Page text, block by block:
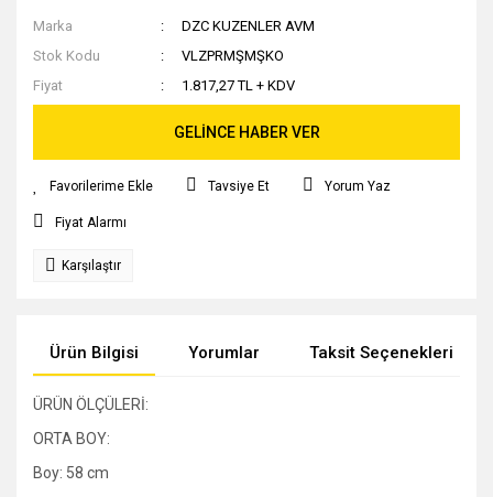
Marka
DZC KUZENLER AVM
Stok Kodu
VLZPRMŞMŞKO
Fiyat
1.817,27 TL + KDV
GELİNCE HABER VER
Tavsiye Et Yorum Yaz
Fiyat Alarmı
Karşılaştır
Ürün Bilgisi Yorumlar Taksit Seçenekleri
ÜRÜN ÖLÇÜLERİ:
ORTA BOY:
Boy: 58 cm